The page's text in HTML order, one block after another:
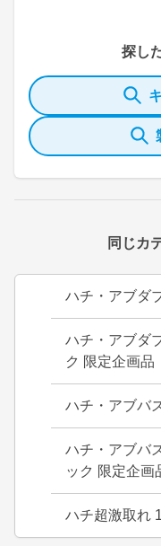
探し
同じカ
ハチ・アブダ
ハチ・アブダ
ク 限定企画品
ハチ・アブバ
ハチ・アブバ
ック 限定企画
ハチ超激取れ